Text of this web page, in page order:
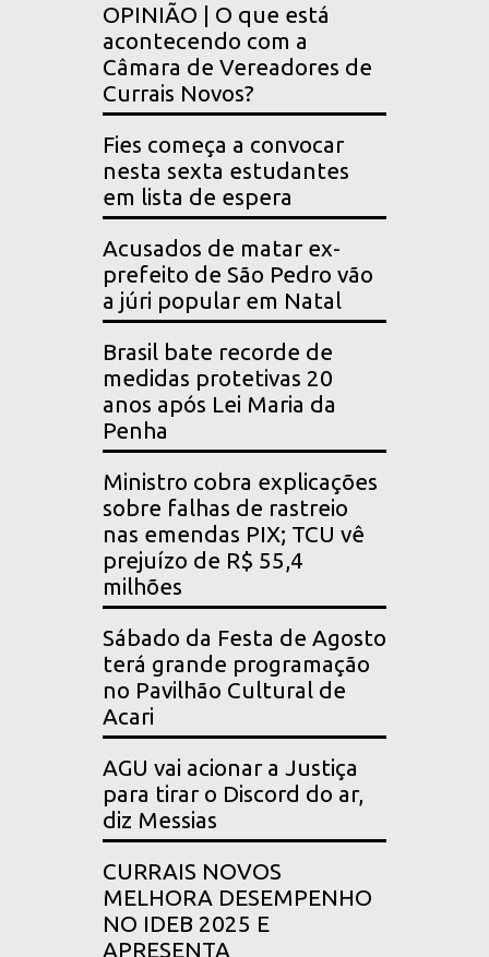
OPINIÃO | O que está
acontecendo com a
Câmara de Vereadores de
Currais Novos?
Fies começa a convocar
nesta sexta estudantes
em lista de espera
Acusados de matar ex-
prefeito de São Pedro vão
a júri popular em Natal
Brasil bate recorde de
medidas protetivas 20
anos após Lei Maria da
Penha
Ministro cobra explicações
sobre falhas de rastreio
nas emendas PIX; TCU vê
prejuízo de R$ 55,4
milhões
Sábado da Festa de Agosto
terá grande programação
no Pavilhão Cultural de
Acari
AGU vai acionar a Justiça
para tirar o Discord do ar,
diz Messias
CURRAIS NOVOS
MELHORA DESEMPENHO
NO IDEB 2025 E
APRESENTA